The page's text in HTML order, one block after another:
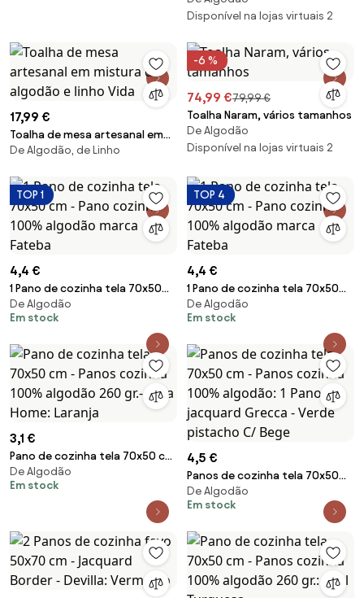
Disponível na lojas virtuais 2
17,99 €
Toalha de mesa artesanal em
mistura de algodão e linho Vida
De Algodão, de Linho
-6 %
74,99 €79,99 €
Toalha Naram, vários tamanhos
De Algodão
Disponível na lojas virtuais 2
TOP 1
4,4 €
1 Pano de cozinha tela 70x50
cm - Pano cozinha 100%
algodão marca Fateba
De Algodão
Em stock
TOP 4
4,4 €
1 Pano de cozinha tela 70x50
cm - Pano cozinha 100%
algodão marca Fateba
De Algodão
Em stock
3,1 €
Pano de cozinha tela 70x50 cm
- Panos cozinha 100% algodão
260 gr.- Lasa Home: Laranja
De Algodão
Em stock
4,5 €
Panos de cozinha tela 70x50
cm - Panos cozinha 100%
algodão: 1 Pano jacquard
Grecca - Verde pistacho C/
Bege
De Algodão
Em stock